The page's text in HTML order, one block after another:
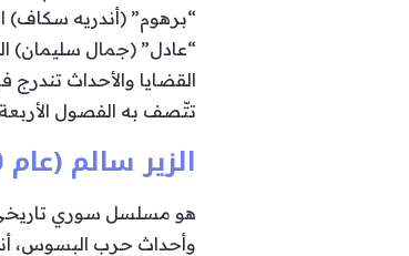
“برهوم” (أندريه سكاف)
“عادل” (جمال سليمان)
القضايا والأحداث تندرج
تتّصف به الفصول
الزير سالم (عام 2000)
هو مسلسل سوري تاريخي